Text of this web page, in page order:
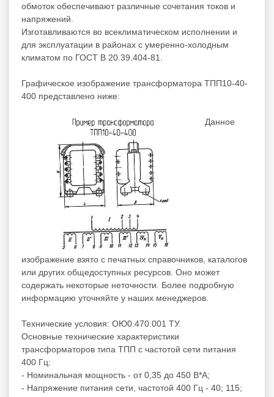
обмоток обеспечивают различные сочетания токов и
напряжений.
Изготавливаются во всеклиматическом исполнении и
для эксплуатации в районах с умеренно-холодным
климатом по ГОСТ В 20.39.404-81.
Графическое изображение трансформатора ТПП10-40-
400 представлено ниже:
Данное
изображение взято с печатных справочников, каталогов
или других общедоступных ресурсов. Оно может
содержать некоторые неточности. Более подробную
информацию уточняйте у наших менеджеров.
Технические условия: ОЮ0.470.001 ТУ.
Основные технические характеристики
трансформаторов типа ТПП с частотой сети питания
400 Гц:
- Номинальная мощность - от 0,35 до 450 В*А;
- Напряжение питания сети, частотой 400 Гц - 40; 115;